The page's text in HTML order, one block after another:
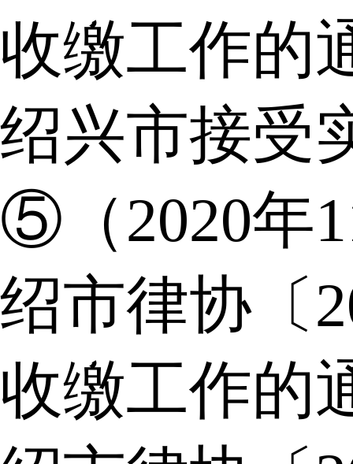
收缴工作的
绍兴市接受
⑤（2020年
绍市律协〔
收缴工作的